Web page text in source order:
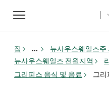
Toggle
navigation
집 ...
뉴사우스웨일즈주
뉴사우스웨일즈 전원지역
그리피스 음식 및 음료
그리